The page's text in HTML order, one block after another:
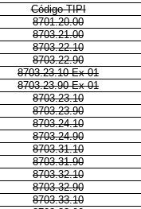
Código TIPI
8701.20.00
8703.21.00
8703.22.10
8703.22.90
8703.23.10 Ex 01
8703.23.90 Ex 01
8703.23.10
8703.23.90
8703.24.10
8703.24.90
8703.31.10
8703.31.90
8703.32.10
8703.32.90
8703.33.10